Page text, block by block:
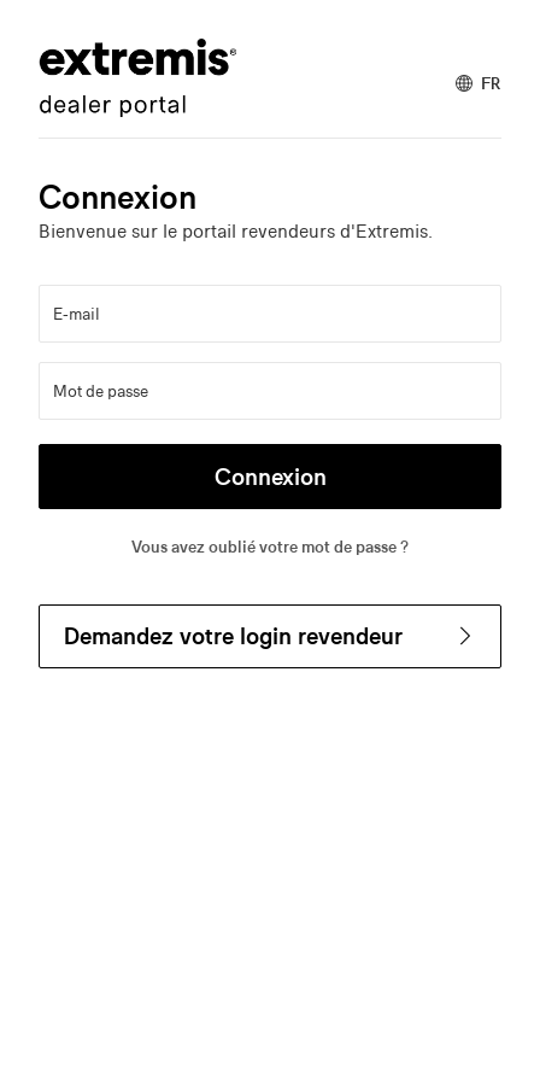
FR
Connexion
Bienvenue sur le portail revendeurs d'Extremis.
E-mail
Mot de passe
Connexion
Vous avez oublié votre mot de passe ?
Demandez votre login revendeur